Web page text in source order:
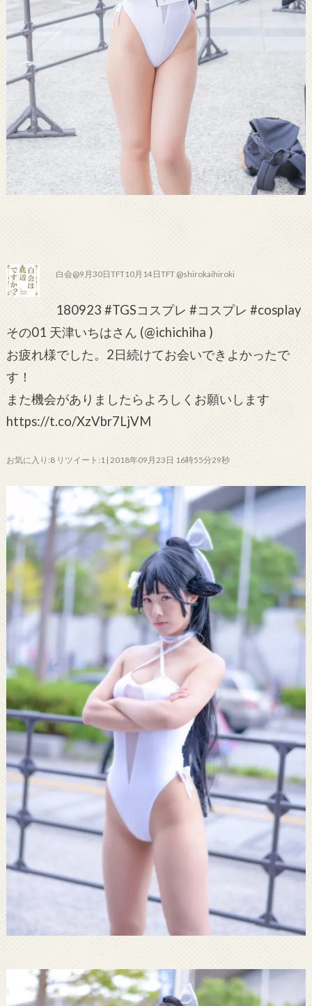
白会@9月30日TFT10月14日TFT @shirokaihiroki
180923 #TGSコスプレ #コスプレ #cosplay
その01 天津いちはさん (@ichichiha )
お疲れ様でした。2日続けてお会いできよかったで
す！
また機会がありましたらよろしくお願いします
https://t.co/XzVbr7LjVM
お気に入り:8 リツイート:1 | 2018年09月23日 16時55分29秒